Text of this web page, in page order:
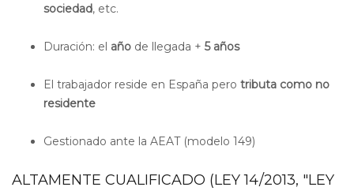
sociedad, etc.
Duración: el año de llegada + 5 años
El trabajador reside en España pero tributa como no
residente
Gestionado ante la AEAT (modelo 149)
ALTAMENTE CUALIFICADO (LEY 14/2013, "LEY